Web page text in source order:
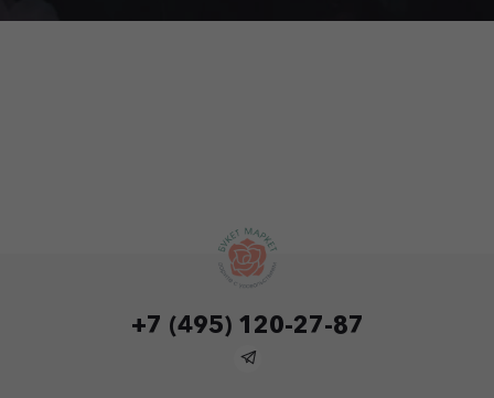
+7 (495) 120-27-87